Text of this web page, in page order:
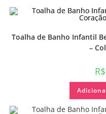
Toalha de Banho Infantil
–
R$